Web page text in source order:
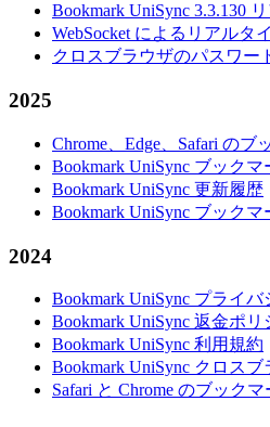
Bookmark UniSync 3.3.130
WebSocket によるリアルタ
クロスブラウザのパスワー
2025
Chrome、Edge、Safari の
Bookmark UniSync ブック
Bookmark UniSync 更新履歴
Bookmark UniSync ブック
2024
Bookmark UniSync プライ
Bookmark UniSync 返金ポリ
Bookmark UniSync 利用規約
Bookmark UniSync クロス
Safari と Chrome のブック